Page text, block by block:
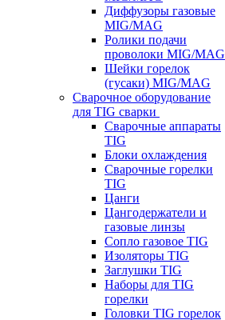
Диффузоры газовые
MIG/MAG
Ролики подачи
проволоки MIG/MAG
Шейки горелок
(гусаки) MIG/MAG
Сварочное оборудование
для TIG сварки
Сварочные аппараты
TIG
Блоки охлаждения
Сварочные горелки
TIG
Цанги
Цангодержатели и
газовые линзы
Сопло газовое TIG
Изоляторы TIG
Заглушки TIG
Наборы для TIG
горелки
Головки TIG горелок